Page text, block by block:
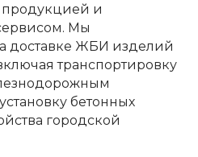
продукцией и
Мы
доставке ЖБИ изделий
транспортировку
бетонных
городской